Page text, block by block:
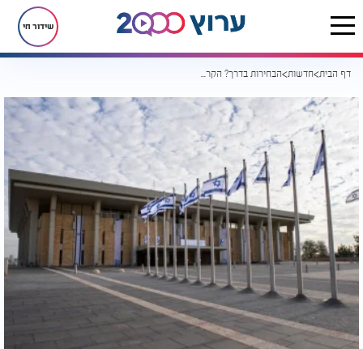
שידור חי
דף הבית חדשות הבחירות בדרך? הקרב על תאריך ההצבעה כבר קורע את הקואליציה